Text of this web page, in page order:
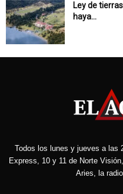
Ley de
haya...
Todos los lunes y jueves a las
Express, 10 y 11 de Norte
Aries, la